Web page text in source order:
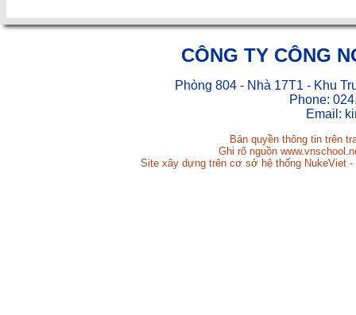
CÔNG TY CÔNG
Phòng 804 - Nhà 17T1 - Khu
Phone:
Email:
Bản quyền thông tin trên
Ghi rõ nguồn
Site xây dựng trên cơ sở hệ thống NukeViet